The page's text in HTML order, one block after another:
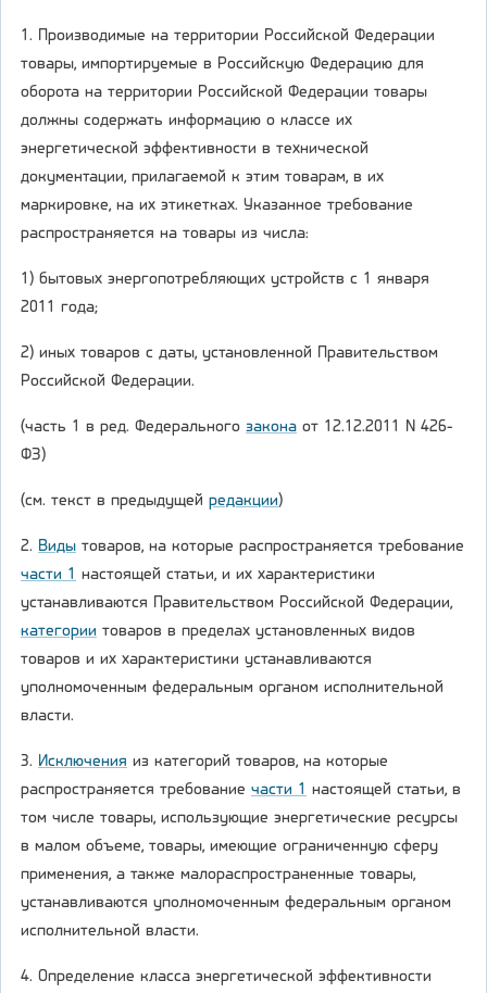
1. Производимые на территории Российской Федерации
товары, импортируемые в Российскую Федерацию для
оборота на территории Российской Федерации товары
должны содержать информацию о классе их
энергетической эффективности в технической
документации, прилагаемой к этим товарам, в их
маркировке, на их этикетках. Указанное требование
распространяется на товары из числа:
1) бытовых энергопотребляющих устройств с 1 января
2011 года;
2) иных товаров с даты, установленной Правительством
Российской Федерации.
(часть 1 в ред. Федерального закона от 12.12.2011 N 426-
ФЗ)
(см. текст в предыдущей редакции)
2. Виды товаров, на которые распространяется требование
части 1 настоящей статьи, и их характеристики
устанавливаются Правительством Российской Федерации,
категории товаров в пределах установленных видов
товаров и их характеристики устанавливаются
уполномоченным федеральным органом исполнительной
власти.
3. Исключения из категорий товаров, на которые
распространяется требование части 1 настоящей статьи, в
том числе товары, использующие энергетические ресурсы
в малом объеме, товары, имеющие ограниченную сферу
применения, а также малораспространенные товары,
устанавливаются уполномоченным федеральным органом
исполнительной власти.
4. Определение класса энергетической эффективности